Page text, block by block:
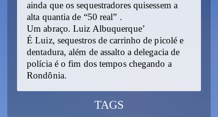
ainda que os sequestradores quisessem a
alta quantia de “50 real” .
Um abraço. Luiz Albuquerque’
É Luiz, sequestros de carrinho de picolé e
dentadura, além de assalto a delegacia de
polícia é o fim dos tempos chegando a
Rondônia.
TAGS